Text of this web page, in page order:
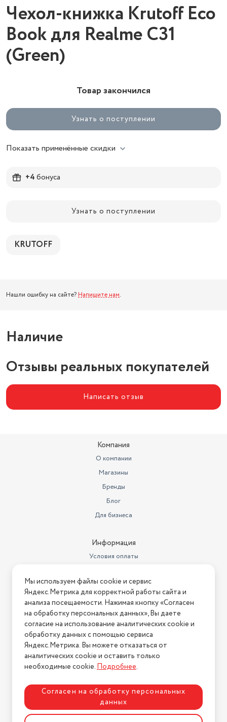
Чехол-книжка Krutoff Eco
Book для Realme C31
(Green)
Товар закончился
Узнать о поступлении
Показать применённые скидки
+4бонуса
Узнать о поступлении
KRUTOFF
Нашли ошибку на сайте? Напишите нам.
Наличие
Отзывы реальных покупателей
Написать отзыв
Компания
О компании
Магазины
Бренды
Блог
Для бизнеса
Информация
Условия оплаты
Условия возврата
Нашли ошибку на сайте? Напишите нам
2026 © Интернет-магазин "АстМаркет". У нас есть всё!
Политика конфиденциальности
Разработка сайтаASTDESIGN
Мы используем файлы cookie и сервис
Яндекс.Метрика для корректной работы сайта и
анализа посещаемости. Нажимая кнопку «Согласен
на обработку персональных данных», Вы даете
согласие на использование аналитических cookie и
обработку данных с помощью сервиса
Яндекс.Метрика. Вы можете отказаться от
аналитических cookie и оставить только
необходимые cookie.Подробнее.
Согласен на обработку персональных
данных